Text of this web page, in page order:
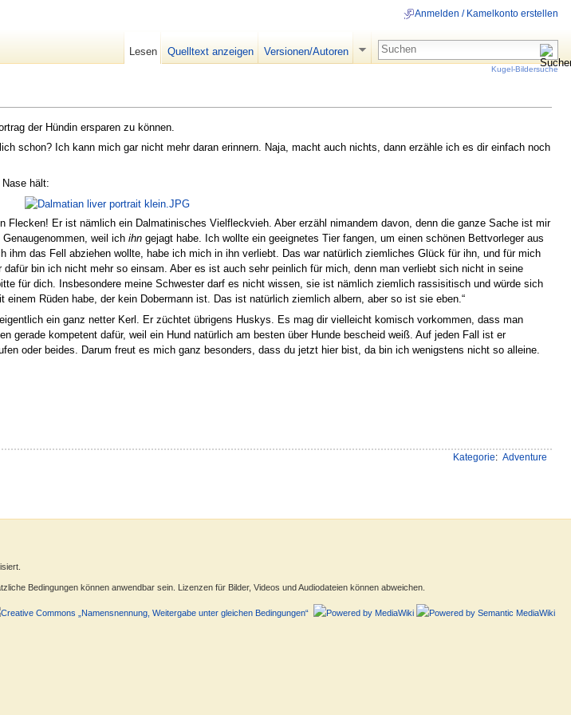
der Hündin ersparen zu können.
schon? Ich kann mich gar nicht mehr daran erinnern. Naja, macht auch nichts, dann erzähle ich es dir einfach noch
hält:
Er ist nämlich ein Dalmatinisches Vielfleckvieh. Aber erzähl nimandem davon, denn die ganze Sache ist mir
weil ich ihn gejagt habe. Ich wollte ein geeignetes Tier fangen, um einen schönen Bettvorleger aus
ihm das Fell abziehen wollte, habe ich mich in ihn verliebt. Das war natürlich ziemliches Glück für ihn, und für mich
bin ich nicht mehr so einsam. Aber es ist auch sehr peinlich für mich, denn man verliebt sich nicht in seine
für dich. Insbesondere meine Schwester darf es nicht wissen, sie ist nämlich ziemlich rassisitisch und würde sich
Rüden habe, der kein Dobermann ist. Das ist natürlich ziemlich albern, aber so ist sie eben.“
ein ganz netter Kerl. Er züchtet übrigens Huskys. Es mag dir vielleicht komisch vorkommen, dass man
gerade kompetent dafür, weil ein Hund natürlich am besten über Hunde bescheid weiß. Auf jeden Fall ist er
oder beides. Darum freut es mich ganz besonders, dass du jetzt hier bist, da bin ich wenigstens nicht so alleine.
Kategorie: Adventure
Anmelden / Kamelkonto erstellen
Lesen Quelltext anzeigen Versionen/Autoren
Kugel-Bildersuche
Bedingungen können anwendbar sein. Lizenzen für Bilder, Videos und Audiodateien können abweichen.